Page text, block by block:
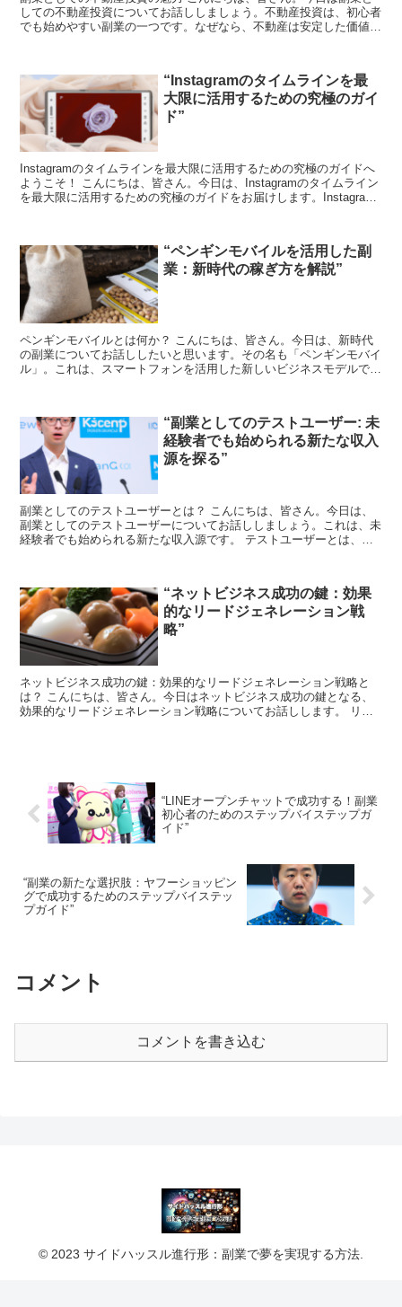
しての不動産投資についてお話ししましょう。不動産投資は、初心者
でも始めやすい副業の一つです。なぜなら、不動産は安定した価値が
“Instagramのタイムラインを最
大限に活用するための究極のガイ
ド”
Instagramのタイムラインを最大限に活用するための究極のガイドへ
ようこそ！ こんにちは、皆さん。今日は、Instagramのタイムライン
を最大限に活用するための究極のガイドをお届けします。Instagram
“ペンギンモバイルを活用した副
業：新時代の稼ぎ方を解説”
ペンギンモバイルとは何か？ こんにちは、皆さん。今日は、新時代
の副業についてお話ししたいと思います。その名も「ペンギンモバイ
ル」。これは、スマートフォンを活用した新しいビジネスモデルで、
“副業としてのテストユーザー: 未
経験者でも始められる新たな収入
源を探る”
副業としてのテストユーザーとは？ こんにちは、皆さん。今日は、
副業としてのテストユーザーについてお話ししましょう。これは、未
経験者でも始められる新たな収入源です。 テストユーザーとは、新
“ネットビジネス成功の鍵：効果
的なリードジェネレーション戦
略”
ネットビジネス成功の鍵：効果的なリードジェネレーション戦略と
は？ こんにちは、皆さん。今日はネットビジネス成功の鍵となる、
効果的なリードジェネレーション戦略についてお話しします。 リー
“LINEオープンチャットで成功する！副業
初心者のためのステップバイステップガ
イド”
“副業の新たな選択肢：ヤフーショッピン
グで成功するためのステップバイステッ
プガイド”
コメント
コメントを書き込む
© 2023 サイドハッスル進行形：副業で夢を実現する方法.